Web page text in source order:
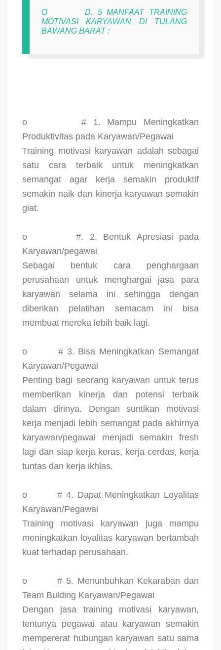
O
D. 5 MANFAAT TRAINING
MOTIVASI KARYAWAN DI TULANG
BAWANG BARAT :
o
# 1. Mampu Meningkatkan
Produktivitas pada Karyawan/Pegawai
Training motivasi karyawan adalah sebagai
satu cara terbaik untuk meningkatkan
semangat agar kerja semakin produktif
semakin naik dan kinerja karyawan semakin
giat.
o
#. 2. Bentuk Apresiasi pada
Karyawan/pegawai
Sebagai bentuk cara penghargaan
perusahaan untuk menghargai jasa para
karyawan selama ini sehingga dengan
diberikan pelatihan semacam ini bisa
membuat mereka lebih baik lagi.
o
# 3. Bisa Meningkatkan Semangat
Karyawan/Pegawai
Penting bagi seorang karyawan untuk terus
memberikan kinerja dan potensi terbaik
dalam dirinya. Dengan suntikan motivasi
kerja menjadi lebih semangat pada akhirnya
karyawan/pegawai menjadi semakin fresh
lagi dan siap kerja keras, kerja cerdas, kerja
tuntas dan kerja ikhlas.
o
# 4. Dapat Meningkatkan Loyalitas
Karyawan/Pegawai
Training motivasi karyawan juga mampu
meningkatkan loyalitas karyawan bertambah
kuat terhadap perusahaan.
o
# 5. Menunbuhkan Kekaraban dan
Team Bulding Karyawan/Pegawai
Dengan jasa training motivasi karyawan,
tentunya pegawai atau karyawan semakin
mempererat hubungan karyawan satu sama